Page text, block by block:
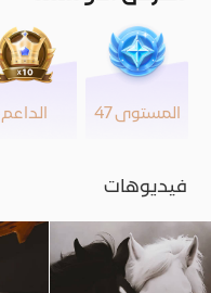
المستوى 47 الداعم
فيديوهات